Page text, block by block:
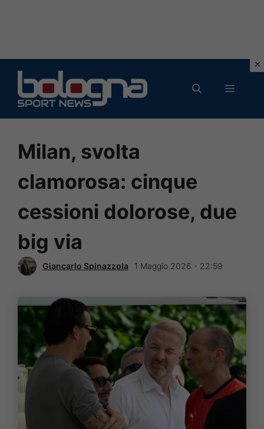
contenuto
MENU
Milan, svolta
clamorosa: cinque
cessioni dolorose, due
big via
Giancarlo Spinazzola 1 Maggio 2026 - 22:59